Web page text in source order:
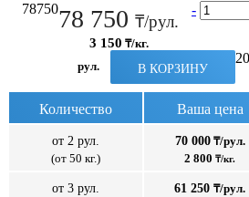
7875078 750 ₸/рул.
3 150 ₸/кг.
-
рул. В КОРЗИНУ
Количество Ваша цена
от 2 рул.
(от 50 кг.)
70 000₸/рул.
2 800 ₸/кг.
от 3 рул.
61 250 ₸/рул.